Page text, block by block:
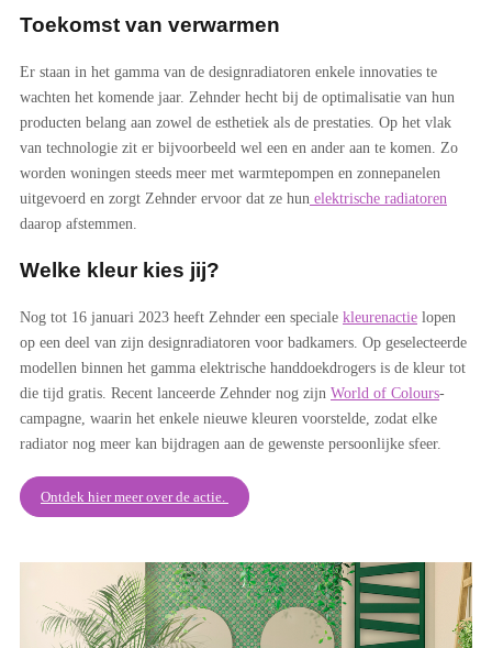
Toekomst van verwarmen
Er staan in het gamma van de designradiatoren enkele innovaties te
wachten het komende jaar. Zehnder hecht bij de optimalisatie van hun
producten belang aan zowel de esthetiek als de prestaties. Op het vlak
van technologie zit er bijvoorbeeld wel een en ander aan te komen. Zo
worden woningen steeds meer met warmtepompen en zonnepanelen
uitgevoerd en zorgt Zehnder ervoor dat ze hun elektrische radiatoren
daarop afstemmen.
Welke kleur kies jij?
Nog tot 16 januari 2023 heeft Zehnder een speciale kleurenactie lopen
op een deel van zijn designradiatoren voor badkamers. Op geselecteerde
modellen binnen het gamma elektrische handdoekdrogers is de kleur tot
die tijd gratis. Recent lanceerde Zehnder nog zijn World of Colours-
campagne, waarin het enkele nieuwe kleuren voorstelde, zodat elke
radiator nog meer kan bijdragen aan de gewenste persoonlijke sfeer.
Ontdek hier meer over de actie.